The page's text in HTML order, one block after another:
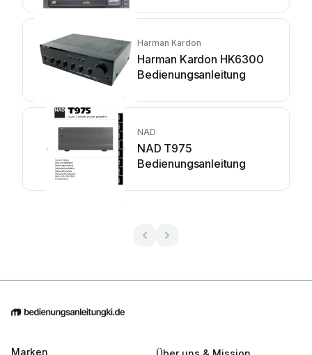
Harman Kardon
Harman Kardon HK6300
Bedienungsanleitung
NAD
NAD T975
Bedienungsanleitung
Marken